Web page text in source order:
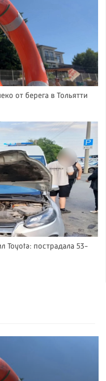
от берега в Тольятти
Toyota: пострадала 53-